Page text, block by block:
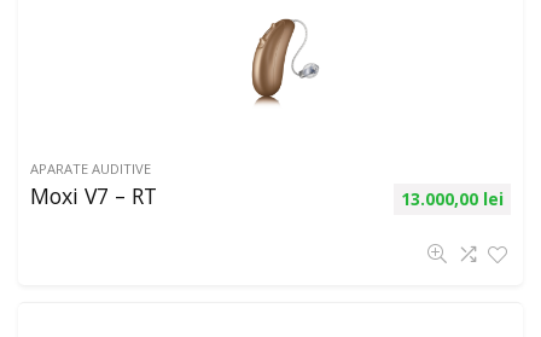
APARATE AUDITIVE
Moxi V7 – RT 13.000,00 lei